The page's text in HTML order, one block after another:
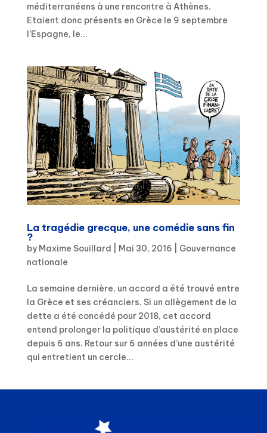
méditerranéens à une rencontre à Athènes.
Etaient donc présents en Grèce le 9 septembre
l’Espagne, le...
La tragédie grecque, une comédie sans fin
?
by Maxime Souillard Mai 30, 2016
Gouvernance
nationale
La semaine dernière, un accord a été trouvé entre
la Grèce et ses créanciers. Si un allègement de la
dette a été concédé pour 2018, cet accord
entend prolonger la politique d’austérité en place
depuis 6 ans. Retour sur 6 années d’une austérité
qui entretient un cercle...